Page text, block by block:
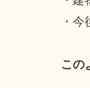
・
この